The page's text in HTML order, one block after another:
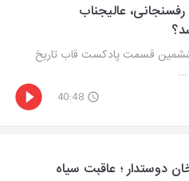
عالیجناب
قسمت پادکست قاب تاریخ
40:48
دوستدار ؛ عاقبت سیاه